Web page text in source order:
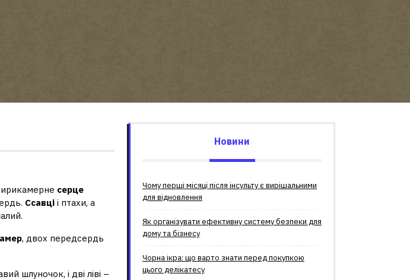
серце
Ссавці і птахи, а
, двох передсердь
шлуночок, і дві ліві –
Новини
Чому перші місяці після інсульту є вирішальними
для відновлення
Як організувати ефективну систему безпеки для
дому та бізнесу
Чорна ікра: що варто знати перед покупкою
цього делікатесу